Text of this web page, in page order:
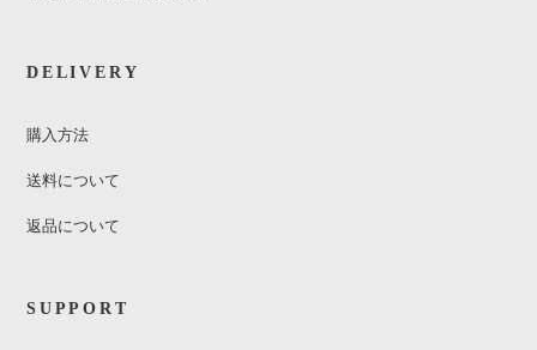
DELIVERY
購入方法
送料について
返品について
SUPPORT